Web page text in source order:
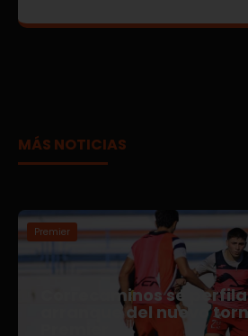
MÁS NOTICIAS
Premier
Correcaminos se
arranque del nuevo